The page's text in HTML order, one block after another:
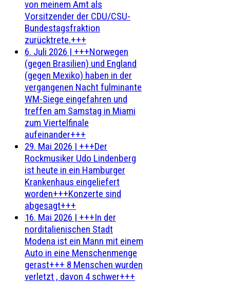
von meinem Amt als
Vorsitzender der CDU/CSU-
Bundestagsfraktion
zurücktrete.+++
6. Juli 2026 | +++Norwegen
(gegen Brasilien) und England
(gegen Mexiko) haben in der
vergangenen Nacht fulminante
WM-Siege eingefahren und
treffen am Samstag in Miami
zum Viertelfinale
aufeinander+++
29. Mai 2026 | +++Der
Rockmusiker Udo Lindenberg
ist heute in ein Hamburger
Krankenhaus eingeliefert
worden+++Konzerte sind
abgesagt+++
16. Mai 2026 | +++In der
norditalienischen Stadt
Modena ist ein Mann mit einem
Auto in eine Menschenmenge
gerast+++ 8 Menschen wurden
verletzt , davon 4 schwer+++